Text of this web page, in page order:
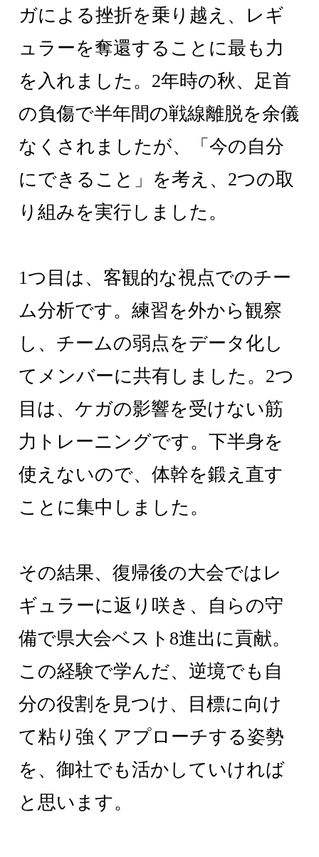
ガによる挫折を乗り越え、レギ
ュラーを奪還することに最も力
を入れました。2年時の秋、足首
の負傷で半年間の戦線離脱を余儀
なくされましたが、「今の自分
にできること」を考え、2つの取
り組みを実行しました。
1つ目は、客観的な視点でのチー
ム分析です。練習を外から観察
し、チームの弱点をデータ化し
てメンバーに共有しました。2つ
目は、ケガの影響を受けない筋
力トレーニングです。下半身を
使えないので、体幹を鍛え直す
ことに集中しました。
その結果、復帰後の大会ではレ
ギュラーに返り咲き、自らの守
備で県大会ベスト8進出に貢献。
この経験で学んだ、逆境でも自
分の役割を見つけ、目標に向け
て粘り強くアプローチする姿勢
を、御社でも活かしていければ
と思います。